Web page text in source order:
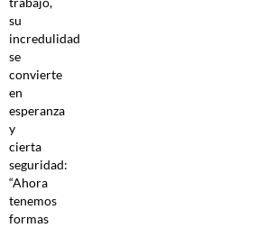
su
incredulidad
se
convierte
en
esperanza
y
cierta
seguridad:
“Ahora
tenemos
formas